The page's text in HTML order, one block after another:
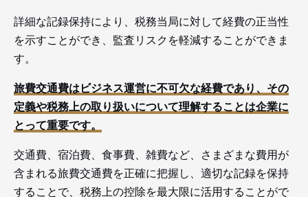
詳細な記録保持により、税務当局に対して経費の正当性
を示すことができ、監査リスクを軽減することができま
す。
旅費交通費はビジネス運営に不可欠な経費であり、その
定義や税務上の取り扱いについて理解することは企業に
とって重要です。
交通費、宿泊費、食事費、雑費など、さまざまな費用が
含まれる旅費交通費を正確に把握し、適切な記録を保持
することで、税務上の控除を最大限に活用することがで